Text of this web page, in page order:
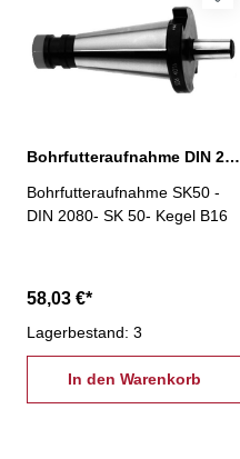
Bohrfutteraufnahme DIN 2080, SK 50 Kegel B16
Bohrfutteraufnahme SK50 -
DIN 2080- SK 50- Kegel B16
58,03 €*
Lagerbestand: 3
In den Warenkorb